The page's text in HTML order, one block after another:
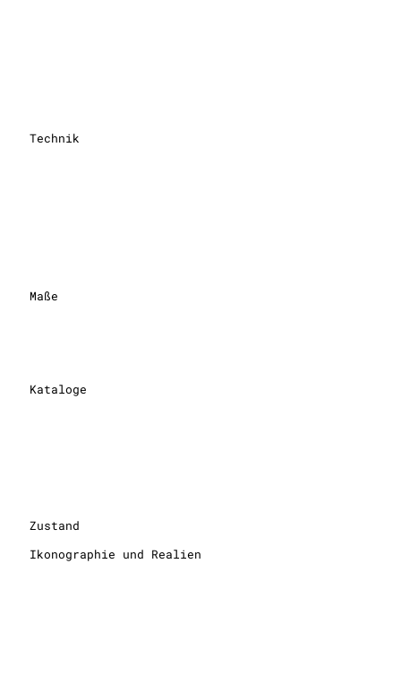
Technik
Maße
Kataloge
Zustand
Ikonographie und Realien